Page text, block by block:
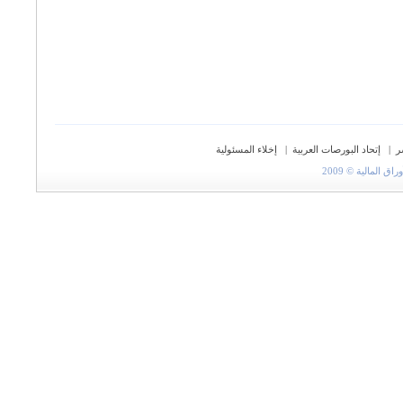
| إتحاد البورصات العربية |
إخلاء المسئولية
© 2009